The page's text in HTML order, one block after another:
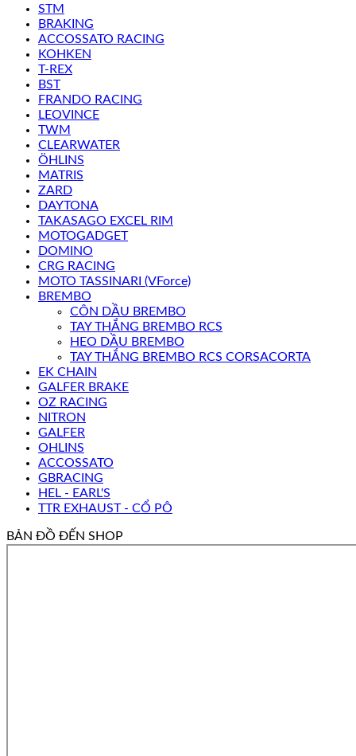
STM
BRAKING
ACCOSSATO RACING
KOHKEN
T-REX
BST
FRANDO RACING
LEOVINCE
TWM
CLEARWATER
ÖHLINS
MATRIS
ZARD
DAYTONA
TAKASAGO EXCEL RIM
MOTOGADGET
DOMINO
CRG RACING
MOTO TASSINARI (VForce)
BREMBO
CÔN DẦU BREMBO
TAY THẮNG BREMBO RCS
HEO DẦU BREMBO
TAY THẮNG BREMBO RCS CORSACORTA
EK CHAIN
GALFER BRAKE
OZ RACING
NITRON
GALFER
OHLINS
ACCOSSATO
GBRACING
HEL - EARL'S
TTR EXHAUST - CỔ PÔ
BẢN ĐỒ ĐẾN SHOP